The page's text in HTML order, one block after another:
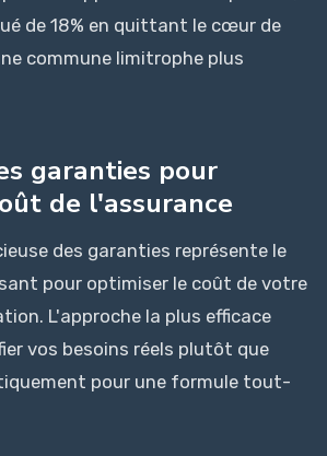
de 18% en quittant le cœur de
commune limitrophe plus
garanties pour
de l'assurance
des garanties représente le
pour optimiser le coût de votre
L'approche la plus efficace
vos besoins réels plutôt que
pour une formule tout-